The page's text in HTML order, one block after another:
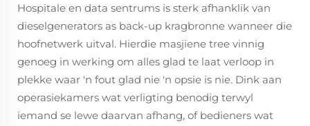
Hospitale en data sentrums is sterk afhanklik van
dieselgenerators as back-up kragbronne wanneer die
hoofnetwerk uitval. Hierdie masjiene tree vinnig
genoeg in werking om alles glad te laat verloop in
plekke waar 'n fout glad nie 'n opsie is nie. Dink aan
operasiekamers wat verligting benodig terwyl
iemand se lewe daarvan afhang, of bedieners wat